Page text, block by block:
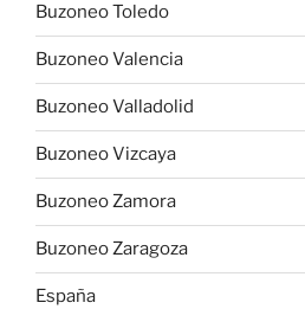
Buzoneo Toledo
Buzoneo Valencia
Buzoneo Valladolid
Buzoneo Vizcaya
Buzoneo Zamora
Buzoneo Zaragoza
España